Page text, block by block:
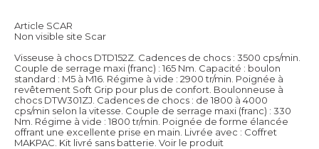
Article SCAR
Non visible site Scar
Visseuse à chocs DTD152Z. Cadences de chocs : 3500 cps/min.
Couple de serrage maxi (franc) : 165 Nm. Capacité : boulon
standard : M5 à M16. Régime à vide : 2900 tr/min. Poignée à
revêtement Soft Grip pour plus de confort. Boulonneuse à
chocs DTW301ZJ. Cadences de chocs : de 1800 à 4000
cps/min selon la vitesse. Couple de serrage maxi (franc) : 330
Nm. Régime à vide : 1800 tr/min. Poignée de forme élancée
offrant une excellente prise en main. Livrée avec : Coffret
MAKPAC. Kit livré sans batterie. Voir le produit